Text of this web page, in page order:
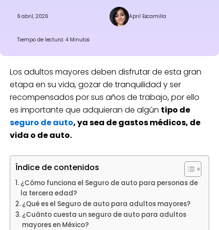
6 abril, 2026 April Escamilla
Tiempo de lectura: 4 Minutos
Los adultos mayores deben disfrutar de esta gran
etapa en su vida, gozar de tranquilidad y ser
recompensados por sus años de trabajo, por ello
es importante que adquieran de algún tipo de
seguro de auto, ya sea de gastos médicos, de
vida o de auto.
Índice de contenidos
¿Cómo funciona el Seguro de auto para personas de
la tercera edad?
¿Qué es el Seguro de auto para adultos mayores?
¿Cuánto cuesta un seguro de auto para adultos
mayores en México?